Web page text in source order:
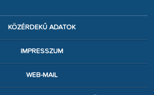
KÖZÉRDEKŰ ADATOK
IMPRESSZUM
WEB-MAIL